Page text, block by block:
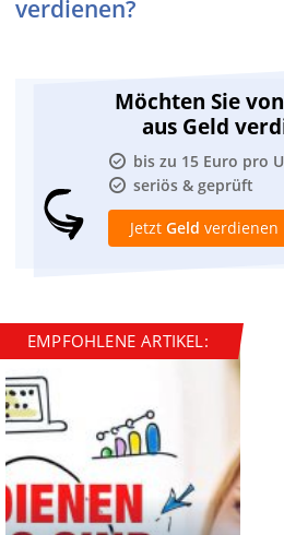
verdienen?
Möchten Sie
aus Geld
bis zu 15 Euro pro
seriös & geprüft
Jetzt Geld verdienen
EMPFOHLENE ARTIKEL: